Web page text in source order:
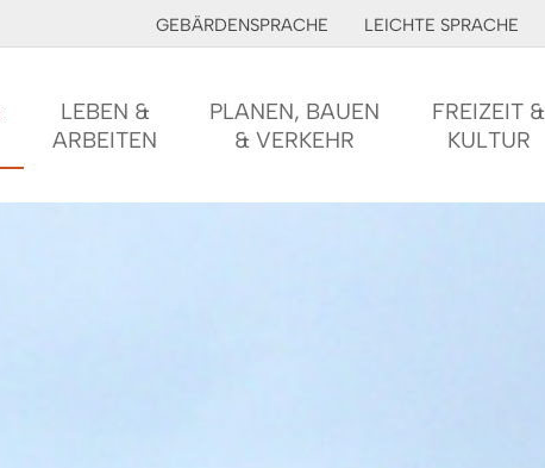
GEBÄRDENSPRACHE LEICHTE SPRACHE
LEBEN &
ARBEITEN
PLANEN, BAUEN
& VERKEHR
FREIZEIT &
KULTUR